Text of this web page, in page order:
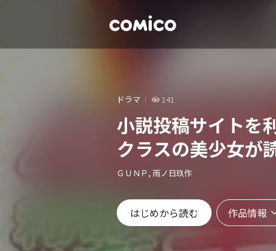
ドラマ 141
小説投稿サイトを
クラスの美少女が
ＧＵＮＰ, 雨ノ日玖作
はじめから読む 作品情報